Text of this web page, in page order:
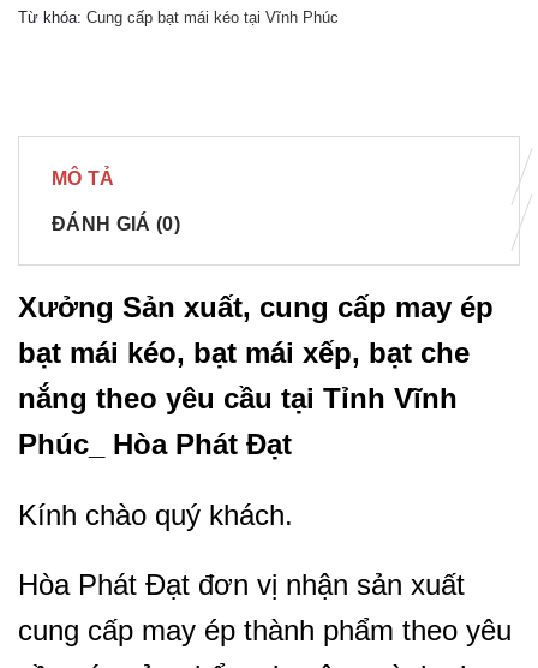
Từ khóa: Cung cấp bạt mái kéo tại Vĩnh Phúc
MÔ TẢ
ĐÁNH GIÁ (0)
Xưởng Sản xuất, cung cấp may ép
bạt mái kéo, bạt mái xếp, bạt che
nắng theo yêu cầu tại Tỉnh Vĩnh
Phúc _ Hòa Phát Đạt
Kính chào quý khách.
Hòa Phát Đạt đơn vị nhận sản xuất
cung cấp may ép thành phẩm theo yêu